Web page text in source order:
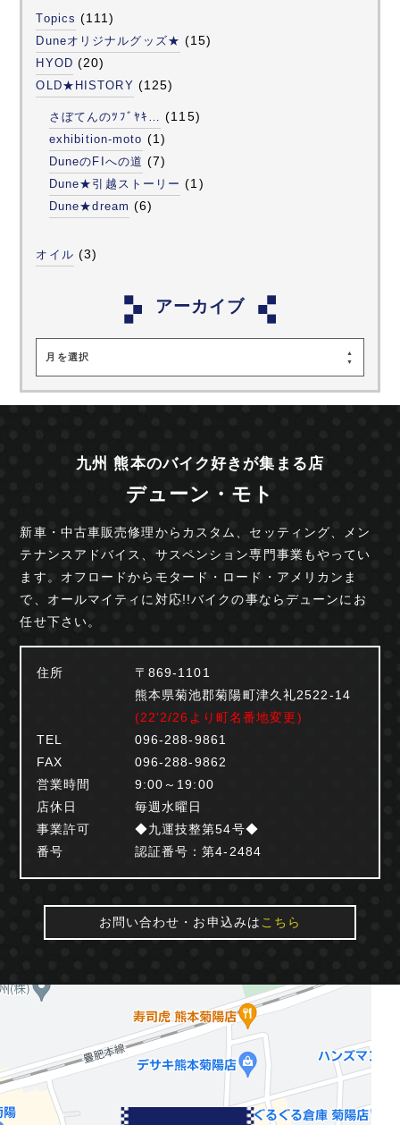
Topics (111)
Duneオリジナルグッズ★ (15)
HYOD (20)
OLD★HISTORY (125)
さぼてんのﾂﾌﾞﾔｷ… (115)
exhibition-moto (1)
DuneのFIへの道 (7)
Dune★引越ストーリー (1)
Dune★dream (6)
オイル (3)
アーカイブ
月を選択
九州 熊本のバイク好きが集まる店
デューン・モト
新車・中古車販売修理からカスタム、セッティング、
メン
テナンスアドバイス、サスペンション専門事業もやってい
ます。オフロードからモタード・ロード・ アメリカンま
で、オールマイティに対応!!バイクの事ならデューンにお
任せ下さい。
住所
〒869-1101
熊本県菊池郡菊陽町津久礼2522-14
(22'2/26より町名番地変更)
TEL
096-288-9861
FAX
096-288-9862
営業時間
9:00～19:00
店休日
毎週水曜日
事業許可
番号
◆九運技整第54号◆
認証番号：第4-2484
お問い合わせ・お申込みはこちら